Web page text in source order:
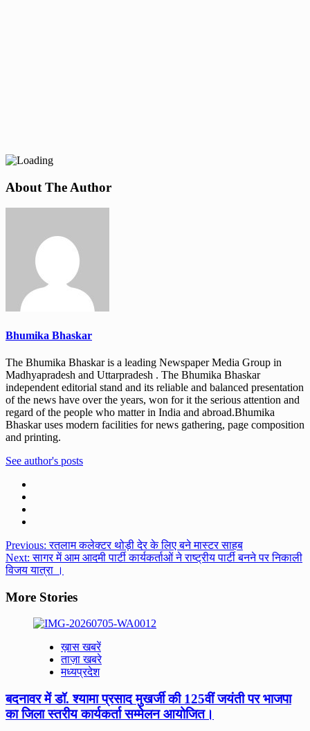
About The Author
Bhumika Bhaskar
The Bhumika Bhaskar is a leading Newspaper Media Group in
Madhyapradesh and Uttarpradesh . The Bhumika Bhaskar
independent editorial stand and its reliable and balanced presentation
of the news have over the years, won for it the serious attention and
regard of the people who matter in India and abroad.Bhumika
Bhaskar uses modern facilities for news gathering, page composition
and printing.
See author's posts
Post
navigation
Previous:रतलाम कलेक्टर थोड़ी देर के लिए बने मास्टर साहब
Next:सागर में आम आदमी पार्टी कार्यकर्ताओं ने राष्ट्रीय पार्टी बनने पर निकाली
विजय यात्रा ।
More Stories
ख़ास खबरें
ताज़ा खबरे
मध्यप्रदेश
बदनावर में डॉ. श्यामा प्रसाद मुखर्जी की 125वीं जयंती पर भाजपा
का जिला स्तरीय कार्यकर्ता सम्मेलन आयोजित।